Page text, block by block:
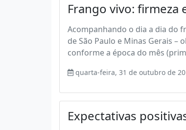
Frango vivo: firmeza
Acompanhando o dia a dia do
de São Paulo e Minas Gerais –
conforme a época do mês
quarta-feira, 31 de outubro de
Expectativas